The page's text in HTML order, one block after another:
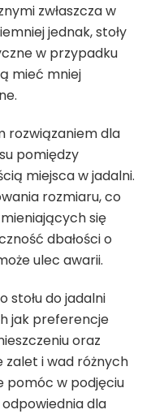
zwłaszcza w
jednak, stoły
w przypadku
mieć mniej
rozwiązaniem dla
pomiędzy
miejsca w jadalni.
rozmiaru, co
się
dbałości o
ulec awarii.
stołu do jadalni
jak preferencje
oraz
zalet i wad różnych
pomóc w podjęciu
dla